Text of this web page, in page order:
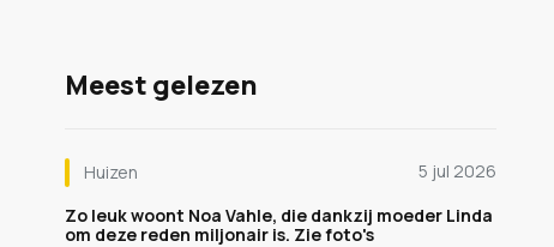
Meest gelezen
Huizen
5 jul 2026
Zo leuk woont Noa Vahle, die dankzij moeder Linda
om deze reden miljonair is. Zie foto's